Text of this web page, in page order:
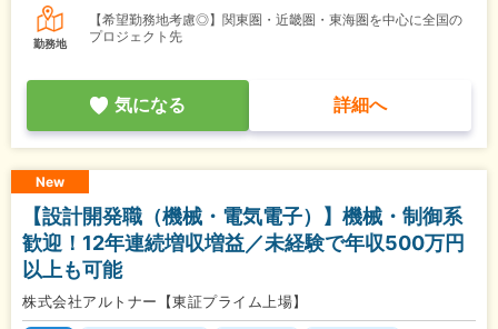
勤務地
【希望勤務地考慮◎】関東圏・近畿圏・東海圏を中心に全国の
プロジェクト先
気になる 詳細へ
New
【設計開発職（機械・電気電子）】機械・制御系
歓迎！12年連続増収増益／未経験で年収500万円
以上も可能
株式会社アルトナー【東証プライム上場】